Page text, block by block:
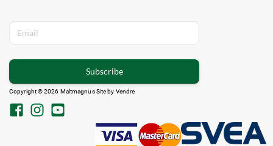
Subscribe
Copyright © 2026 Maltmagnus Site by Vendre